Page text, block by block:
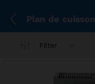
Filter